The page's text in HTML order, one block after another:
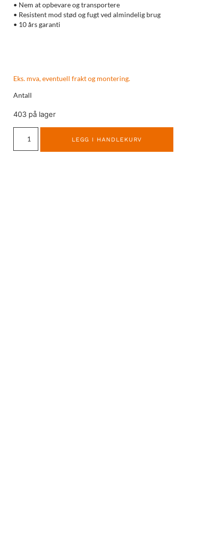
• Nem at opbevare og transportere
• Resistent mod stød og fugt ved almindelig brug
• 10 års garanti
Eks. mva, eventuell frakt og montering.
Antall
403 på lager
LEGG I HANDLEKURV